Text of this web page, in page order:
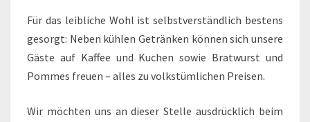
Für das leibliche Wohl ist selbstverständlich bestens
gesorgt: Neben kühlen Getränken können sich unsere
Gäste auf Kaffee und Kuchen sowie Bratwurst und
Pommes freuen – alles zu volkstümlichen Preisen.
Wir möchten uns an dieser Stelle ausdrücklich beim